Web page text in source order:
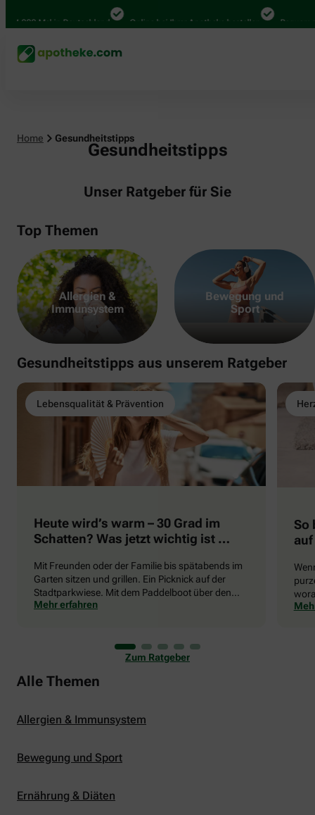
Mal in Deutschland Online bei Ihrer Apotheke bestellen Bequem
Home Gesundheitstipps
Gesundheitstipps
Unser Ratgeber für Sie
Top Themen
Allergien &
Immunsystem
Bewegung und
Sport
Gesundheitstipps aus unserem Ratgeber
Lebensqualität & Prävention
Heute wird’s warm – 30 Grad im
Schatten? Was jetzt wichtig ist …
Mit Freunden oder der Familie bis spätabends im
Garten sitzen und grillen. Ein Picknick auf der
Stadtparkwiese. Mit dem Paddelboot über den
See gleiten oder eine Radtour durch die blühende
er uns auch ganz schön zu schaffen. Wenn die
Temperaturen tagsüber auf mehr als 30 Grad
klettern und uns warme Tropennächte den Schlaf
rauben, sehnen wir uns oft nach einem
Mehr erfahren
So
die
Zum Ratgeber
Alle Themen
Allergien & Immunsystem
Bewegung und Sport
Ernährung & Diäten